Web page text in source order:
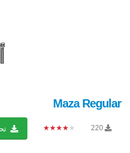
Maza Regular
220
★★★★★